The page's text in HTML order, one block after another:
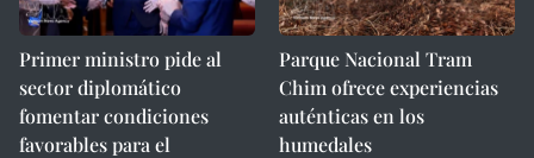
Primer ministro pide al
sector diplomático
fomentar condiciones
favorables para el
Parque Nacional Tram
Chim ofrece experiencias
auténticas en los
humedales